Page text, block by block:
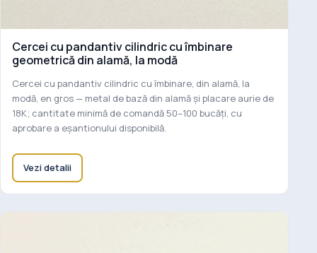
Cercei cu pandantiv cilindric cu îmbinare
geometrică din alamă, la modă
Cercei cu pandantiv cilindric cu îmbinare, din alamă, la
modă, en gros — metal de bază din alamă și placare aurie de
18K; cantitate minimă de comandă 50–100 bucăți, cu
aprobare a eșantionului disponibilă.
Vezi detalii